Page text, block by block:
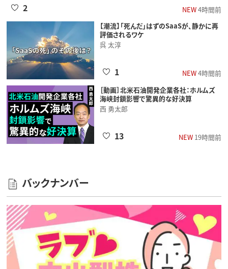
NEW4時間前
2
【潮流】「死んだ」はずのSaaSが、静かに再
評価されるワケ
呉 太淳
NEW4時間前
1
［動画］北米石油開発企業各社：ホルムズ
海峡封鎖影響で驚異的な好決算
西 勇太郎
NEW19時間前
13
バックナンバー